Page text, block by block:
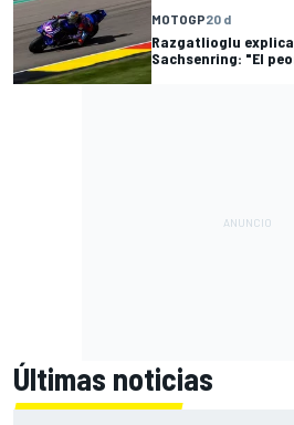
MOTOGP20 d
Razgatlioglu
Sachsenring: "El
Últimas noticias